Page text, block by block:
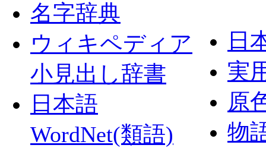
名字辞典
ウィキペディア
小見出し辞書
日本語
WordNet(類語)
日
実
原
物